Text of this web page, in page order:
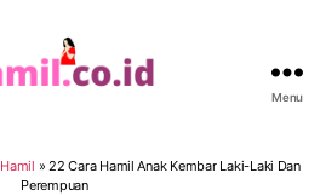
Menu
» 22 Cara Hamil Anak Kembar Laki-Laki Dan
Perempuan